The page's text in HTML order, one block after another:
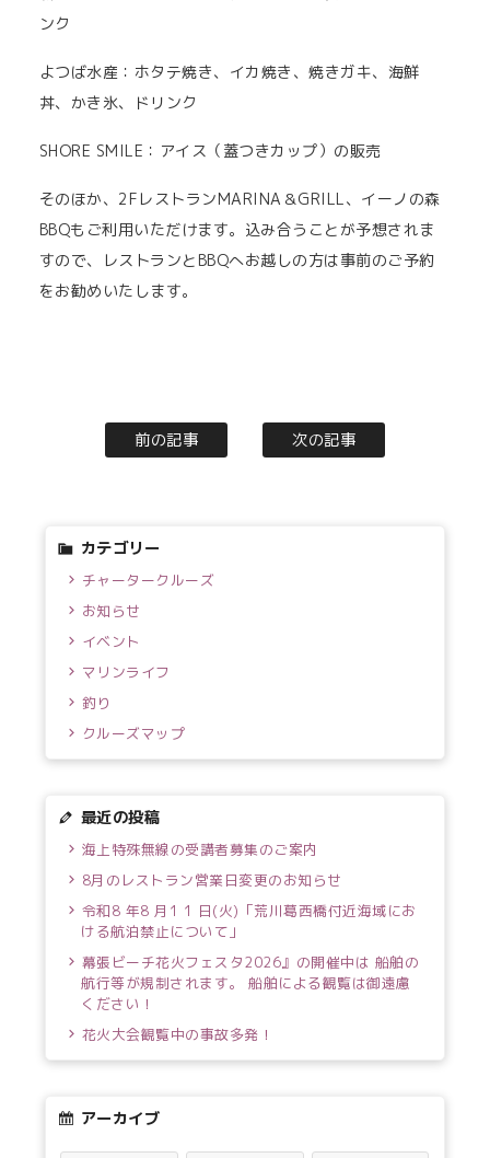
ンク
よつば水産：ホタテ焼き、イカ焼き、焼きガキ、海鮮
丼、かき氷、ドリンク
SHORE SMILE：アイス（蓋つきカップ）の販売
そのほか、2FレストランMARINA＆GRILL、イーノの森
BBQもご利用いただけます。込み合うことが予想されま
すので、レストランとBBQへお越しの方は事前のご予約
をお勧めいたします。
前の記事 次の記事
カテゴリー
チャータークルーズ
お知らせ
イベント
マリンライフ
釣り
クルーズマップ
最近の投稿
海上特殊無線の受講者募集のご案内
8月のレストラン営業日変更のお知らせ
令和8 年8 月1 1 日(火)「荒川葛西橋付近海域にお
ける航泊禁止について」
幕張ビーチ花火フェスタ2026』の開催中は 船舶の
航行等が規制されます。 船舶による観覧は御遠慮
ください！
花火大会観覧中の事故多発！
アーカイブ